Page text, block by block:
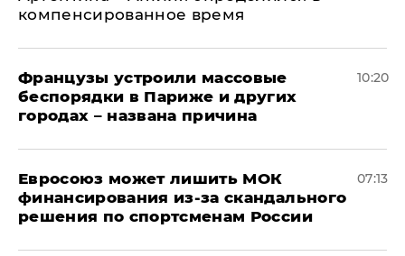
компенсированное время
Французы устроили массовые
беспорядки в Париже и других
городах – названа причина
10:20
Евросоюз может лишить МОК
финансирования из-за скандального
решения по спортсменам России
07:13